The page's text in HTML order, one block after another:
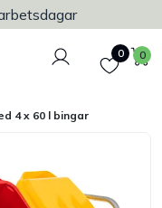
Logga in
Favoriter
0 0
4 x 60 l bingar